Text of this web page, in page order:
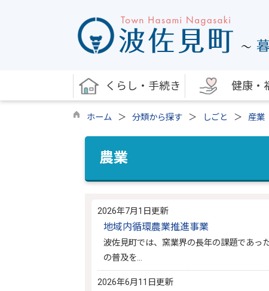
くらし・手続き 健康・
ホーム 分類から探す しごと 産業
農業
2026年7月1日更新
地域内循環農業推進事業
波佐見町では、窯業界の長年の課題であっ
の普及を…
2026年6月11日更新